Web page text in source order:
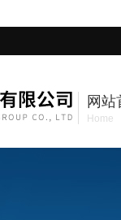
网站
Home